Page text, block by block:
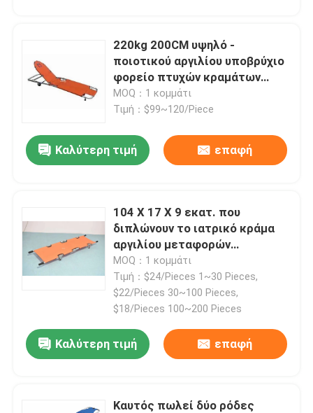
Προϊόντα
Σχετικά με εμάς
Έλεγχος ποιότητας
Επικοινωνήστε μαζί μας
Ειδήσεις
220kg 200CM υψηλό -
ποιοτικού αργιλίου υποβρύχιο
φορείο πτυχών κραμάτων
διπλό με δύο ρόδες
MOQ：1 κομμάτι
Τιμή：$99~120/Piece
Καλύτερη τιμή επαφή
104 X 17 X 9 εκατ. που
διπλώνουν το ιατρικό κράμα
αργιλίου μεταφορών
νοσοκομείων φορείων
MOQ：1 κομμάτι
Τιμή：$24/Pieces 1~30 Pieces,
$22/Pieces 30~100 Pieces,
$18/Pieces 100~200 Pieces
Καλύτερη τιμή επαφή
Καυτός πωλεί δύο ρόδες